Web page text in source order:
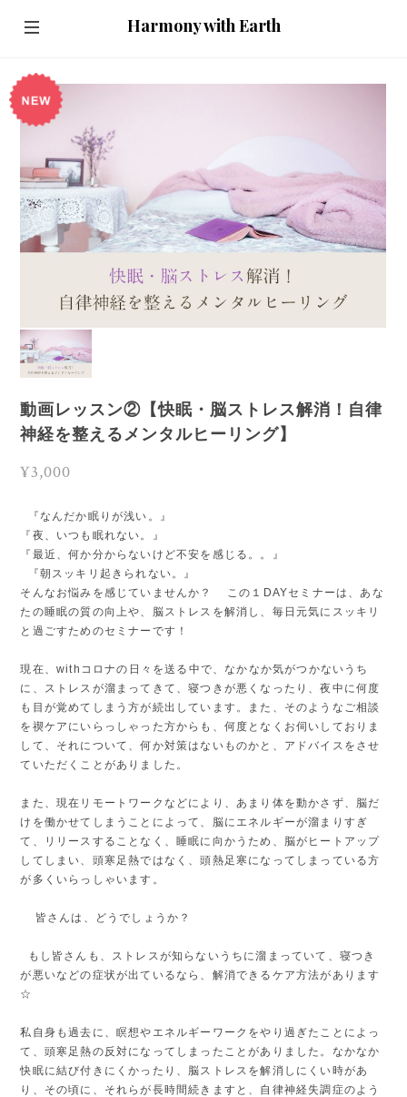
Harmony with Earth
動画レッスン②【快眠・脳ストレス解消！自律
神経を整えるメンタルヒーリング】
¥3,000
『なんだか眠りが浅い。』
『夜、いつも眠れない。』
『最近、何か分からないけど不安を感じる。。』
『朝スッキリ起きられない。』
そんなお悩みを感じていませんか？ この１DAYセミナーは、あな
たの睡眠の質の向上や、脳ストレスを解消し、毎日元気にスッキリ
と過ごすためのセミナーです！
現在、withコロナの日々を送る中で、なかなか気がつかないうち
に、ストレスが溜まってきて、寝つきが悪くなったり、夜中に何度
も目が覚めてしまう方が続出しています。また、そのようなご相談
を禊ケアにいらっしゃった方からも、何度となくお伺いしておりま
して、それについて、何か対策はないものかと、アドバイスをさせ
ていただくことがありました。
また、現在リモートワークなどにより、あまり体を動かさず、脳だ
けを働かせてしまうことによって、脳にエネルギーが溜まりすぎ
て、リリースすることなく、睡眠に向かうため、脳がヒートアップ
してしまい、頭寒足熱ではなく、頭熱足寒になってしまっている方
が多くいらっしゃいます。
皆さんは、どうでしょうか？
もし皆さんも、ストレスが知らないうちに溜まっていて、寝つき
が悪いなどの症状が出ているなら、解消できるケア方法があります
☆
私自身も過去に、瞑想やエネルギーワークをやり過ぎたことによっ
て、頭寒足熱の反対になってしまったことがありました。なかなか
快眠に結び付きにくかったり、脳ストレスを解消しにくい時があ
り、その頃に、それらが長時間続きますと、自律神経失調症のよう